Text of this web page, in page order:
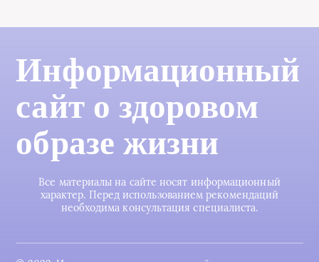
Информационный
сайт о здоровом
образе жизни
Все материалы на сайте носят информационный
характер. Перед использованием рекомендаций
необходима консультация специалиста.